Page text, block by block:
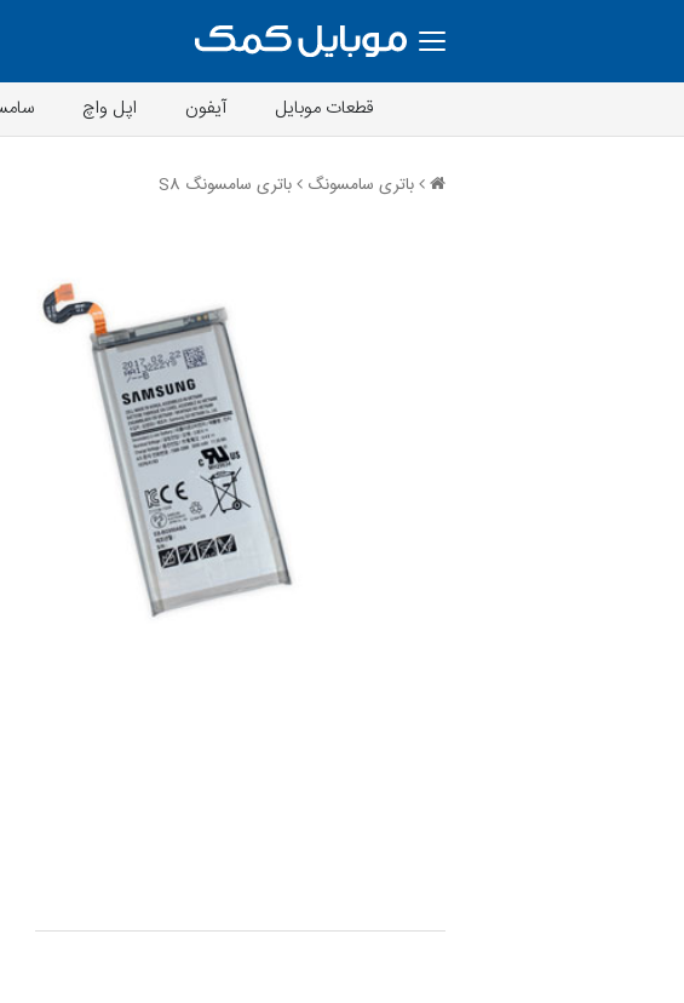
قطعات موبایل آیفون اپل واچ
باتری سامسونگ باتری سامسونگ S8